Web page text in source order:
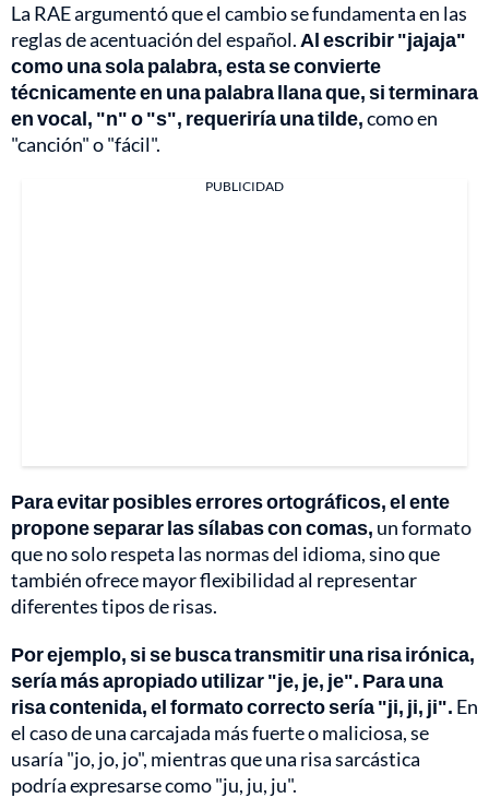
La RAE argumentó que el cambio se fundamenta en las
reglas de acentuación del español. Al escribir "jajaja"
como una sola palabra, esta se convierte
técnicamente en una palabra llana que, si terminara
en vocal, "n" o "s", requeriría una tilde,como en
"canción" o "fácil".
PUBLICIDAD
Para evitar posibles errores ortográficos, el ente
propone separar las sílabas con comas, un formato
que no solo respeta las normas del idioma, sino que
también ofrece mayor flexibilidad al representar
diferentes tipos de risas.
Por ejemplo, si se busca transmitir una risa irónica,
sería más apropiado utilizar "je, je, je". Para una
risa contenida, el formato correcto sería "ji, ji, ji". En
el caso de una carcajada más fuerte o maliciosa, se
usaría "jo, jo, jo", mientras que una risa sarcástica
podría expresarse como "ju, ju, ju".